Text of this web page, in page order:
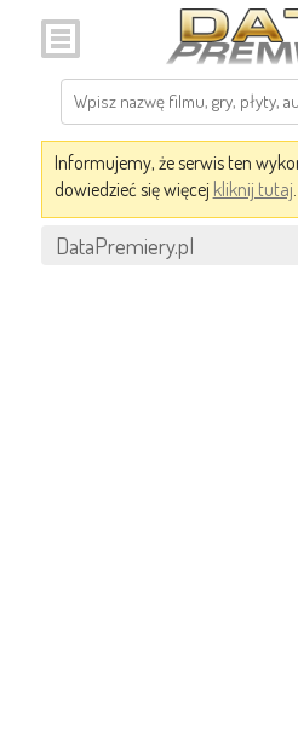
Informujemy, że serwis ten
dowiedzieć się więcej kliknij tutaj.
DataPremiery.pl